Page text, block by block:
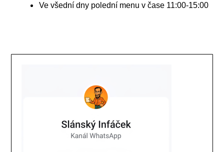
Ve všední dny polední menu v čase 11:00-15:00